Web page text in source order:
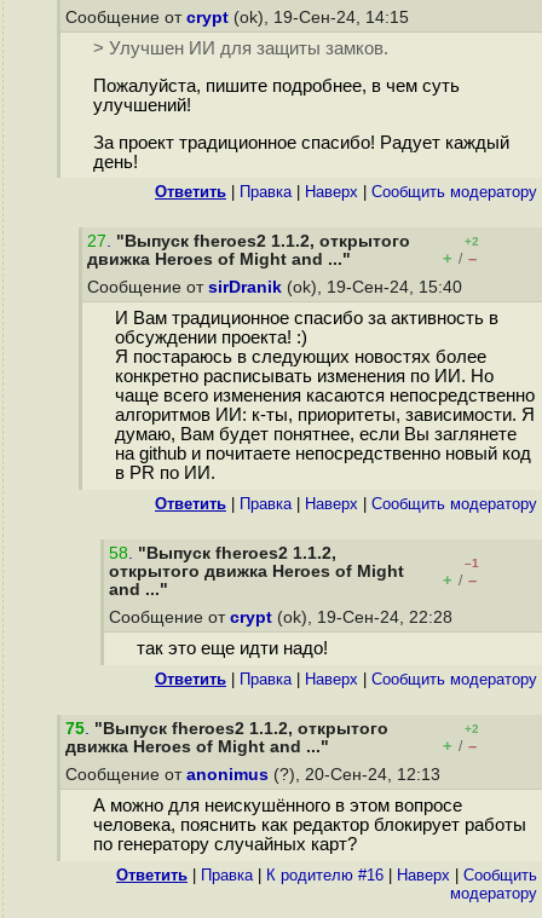
Сообщение от crypt (ok), 19-Сен-24, 14:15
> Улучшен ИИ для защиты замков.
Пожалуйста, пишите подробнее, в чем суть
улучшений!
За проект традиционное спасибо! Радует каждый
день!
Ответить Правка| Наверх Cообщить модератору
27. "Выпуск fheroes2 1.1.2, открытого
движка Heroes of Might and ..."
+2
+ / –
Сообщение от sirDranik (ok), 19-Сен-24, 15:40
И Вам традиционное спасибо за активность в
обсуждении проекта! :)
Я постараюсь в следующих новостях более
конкретно расписывать изменения по ИИ. Но
чаще всего изменения касаются непосредственно
алгоритмов ИИ: к-ты, приоритеты, зависимости. Я
думаю, Вам будет понятнее, если Вы заглянете
на github и почитаете непосредственно новый код
в PR по ИИ.
Ответить Правка| Наверх Cообщить модератору
58. "Выпуск fheroes2 1.1.2,
открытого движка Heroes of Might
and ..."
–1
+ / –
Сообщение от crypt (ok), 19-Сен-24, 22:28
так это еще идти надо!
Ответить Правка| Наверх Cообщить модератору
75. "Выпуск fheroes2 1.1.2, открытого
движка Heroes of Might and ..."
+2
+ / –
Сообщение от anonimus (?), 20-Сен-24, 12:13
А можно для неискушённого в этом вопросе
человека, пояснить как редактор блокирует работы
по генератору случайных карт?
Ответить Правка| К родителю #16 Наверх
Cообщить
модератору